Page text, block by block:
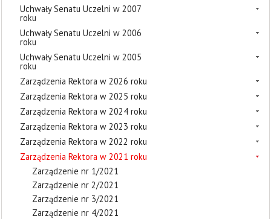
Uchwały Senatu Uczelni w 2007
roku
Uchwały Senatu Uczelni w 2006
roku
Uchwały Senatu Uczelni w 2005
roku
Zarządzenia Rektora w 2026 roku
Zarządzenia Rektora w 2025 roku
Zarządzenia Rektora w 2024 roku
Zarządzenia Rektora w 2023 roku
Zarządzenia Rektora w 2022 roku
Zarządzenia Rektora w 2021 roku
Zarządzenie nr 1/2021
Zarządzenie nr 2/2021
Zarządzenie nr 3/2021
Zarządzenie nr 4/2021